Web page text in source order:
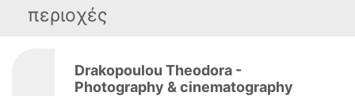
περιοχές
Drakopoulou Theodora -
Photography & cinematography